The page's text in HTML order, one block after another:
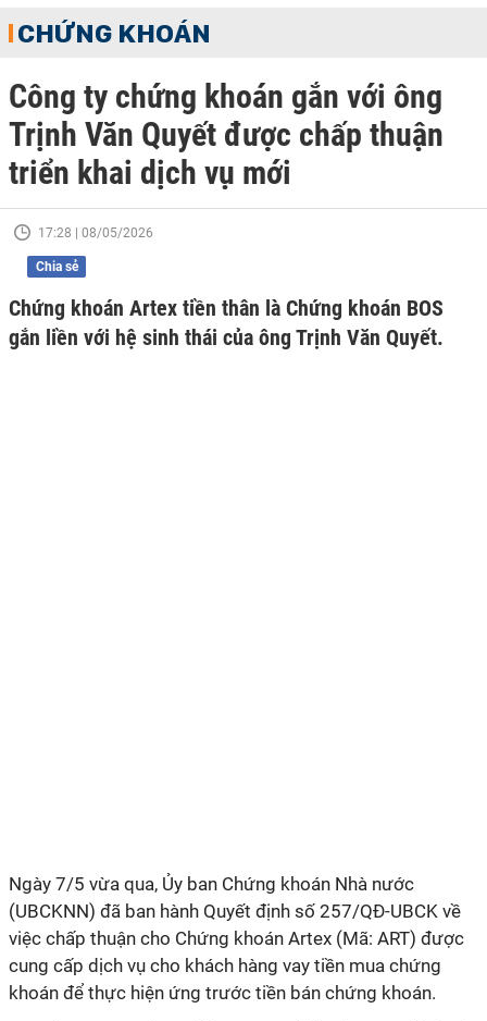
CHỨNG KHOÁN
Công ty chứng khoán gắn với ông
Trịnh Văn Quyết được chấp thuận
triển khai dịch vụ mới
17:28 | 08/05/2026
Chia sẻ
Chứng khoán Artex tiền thân là Chứng khoán BOS
gắn liền với hệ sinh thái của ông Trịnh Văn Quyết.
Ngày 7/5 vừa qua, Ủy ban Chứng khoán Nhà nước
(UBCKNN) đã ban hành Quyết định số 257/QĐ-UBCK về
việc chấp thuận cho Chứng khoán Artex (Mã: ART) được
cung cấp dịch vụ cho khách hàng vay tiền mua chứng
khoán để thực hiện ứng trước tiền bán chứng khoán.